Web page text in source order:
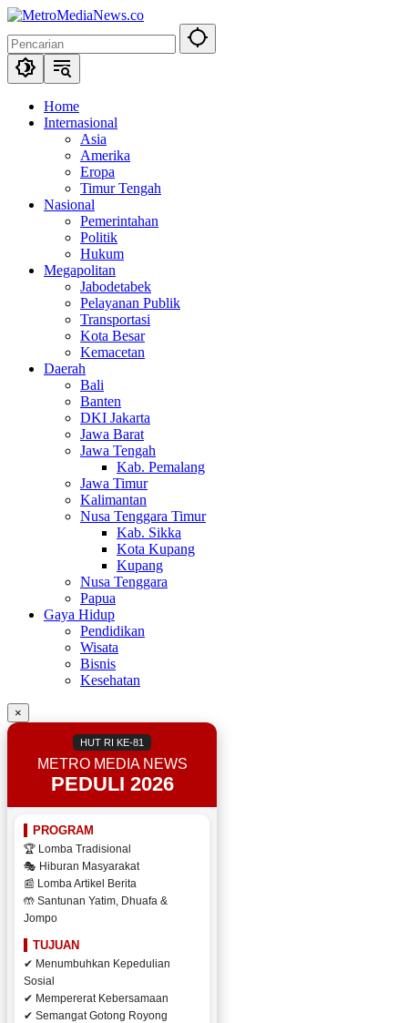
Langsung
konten
Home
Internasional
Asia
Amerika
Eropa
Timur Tengah
Nasional
Pemerintahan
Politik
Hukum
Megapolitan
Jabodetabek
Pelayanan Publik
Transportasi
Kota Besar
Kemacetan
Daerah
Bali
Banten
DKI Jakarta
Jawa Barat
Jawa Tengah
Kab. Pemalang
Jawa Timur
Kalimantan
Nusa Tenggara Timur
Kab. Sikka
Kota Kupang
Kupang
Nusa Tenggara
Papua
Gaya Hidup
Pendidikan
Wisata
Bisnis
Kesehatan
×
HUT RI KE-81
METRO MEDIA NEWS
PEDULI 2026
PROGRAM
🏆 Lomba Tradisional
🎭 Hiburan Masyarakat
📰 Lomba Artikel Berita
🤲 Santunan Yatim, Dhuafa &
Jompo
TUJUAN
✔ Menumbuhkan Kepedulian
Sosial
✔ Mempererat Kebersamaan
✔ Semangat Gotong Royong